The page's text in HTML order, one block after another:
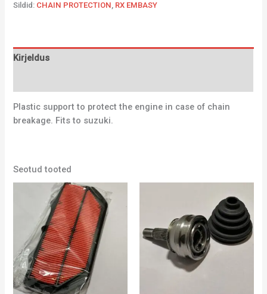
Sildid: CHAIN PROTECTION, RX EMBASY
Kirjeldus
Plastic support to protect the engine in case of chain
breakage. Fits to suzuki.
Seotud tooted